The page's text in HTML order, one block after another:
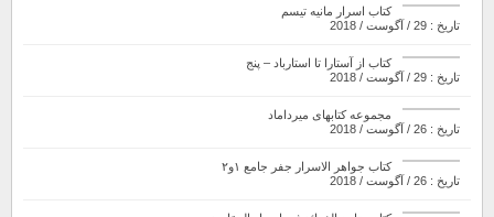
کتاب اسرار مانیه تیسم
تاریخ : 29 / آگوست / 2018
کتاب از آستارا تا استارباد – پنج
تاریخ : 29 / آگوست / 2018
مجموعه کتابهای میرداماد
تاریخ : 26 / آگوست / 2018
کتاب جواهر الاسرار جفر جامع ۱و۲
تاریخ : 26 / آگوست / 2018